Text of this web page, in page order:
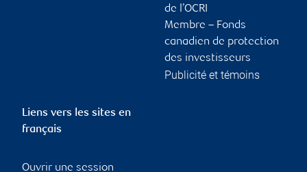
de l’OCRI
Membre – Fonds
canadien de protection
des investisseurs
Publicité et témoins
Liens vers les sites en
français
Ouvrir une session